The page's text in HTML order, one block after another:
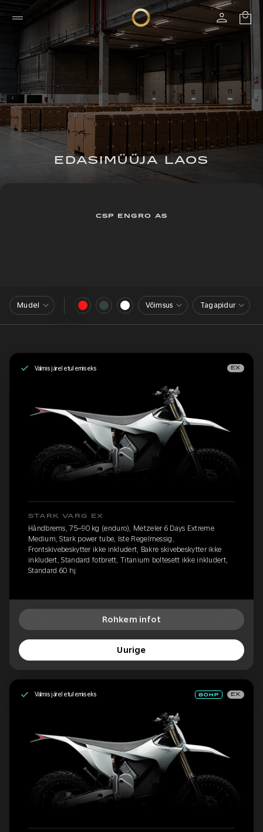
EDASIMÜÜJA LAOS
CSP ENGRO AS
Mudel Võimsus Tagapidur
Valmis järeletulemiseks EX
STARK VARG EX
Håndbrems, 75–90 kg (enduro), Metzeler 6 Days Extreme
Medium, Stark power tube, Iste Regelmessig,
Frontskivebeskytter ikke inkludert, Bakre skivebeskytter ikke
inkludert, Standard fotbrett, Titanium boltesett ikke inkludert,
Standard 60 hj
Rohkem infot
Uurige
Valmis järeletulemiseks EX